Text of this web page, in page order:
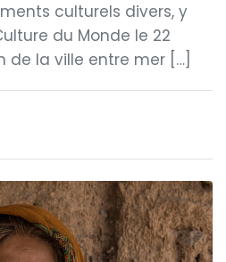
culturels divers, y
du Monde le 22
de la ville entre mer […]